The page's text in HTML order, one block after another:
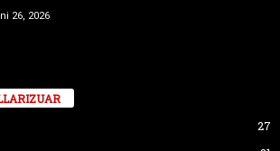
26, 2026
27